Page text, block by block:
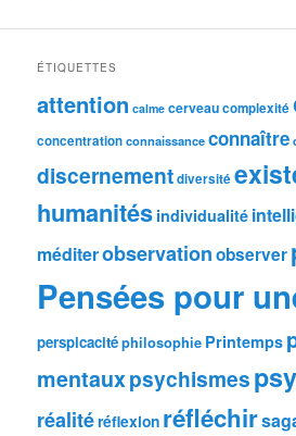
ÉTIQUETTES
attention calme cerveaucomplexité
concentrationconnaissanceconnaître
discernementdiversité
humanités individualité
méditerobservationobserver
Pensées pour
perspicacitéphilosophie Printemps
mentauxpsychismes
réalitéréflexion réfléchir